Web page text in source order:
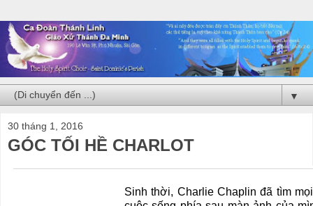
▼
30 tháng 1, 2016
GÓC TỐI HỀ CHARLOT
Sinh thời, Charlie Chaplin đã tìm